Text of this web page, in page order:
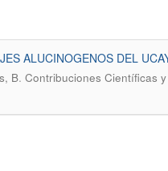
ALUCINOGENOS DEL
B. Contribuciones Científicas